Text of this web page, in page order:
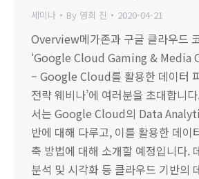
세미나 By 영희 진 2020-04-21
Overview메가존과 구글 클라우드
‘Google Cloud Gaming & Media
– Google Cloud를 활용한 데이터
전략 웨비나’에 여러분을 초대합니
서는 Google Cloud의 Data
반에 대해 다루고, 이를 활용한 데이
축 방법에 대해 소개할 예정입니다.
분석 및 시각화 등 클라우드 기반의